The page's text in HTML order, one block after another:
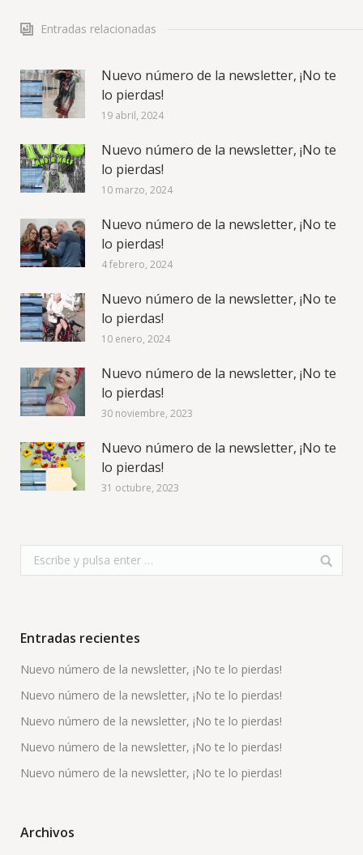
Entradas relacionadas
Nuevo número de la newsletter, ¡No te
lo pierdas!
19 abril, 2024
Nuevo número de la newsletter, ¡No te
lo pierdas!
10 marzo, 2024
Nuevo número de la newsletter, ¡No te
lo pierdas!
4 febrero, 2024
Nuevo número de la newsletter, ¡No te
lo pierdas!
10 enero, 2024
Nuevo número de la newsletter, ¡No te
lo pierdas!
30 noviembre, 2023
Nuevo número de la newsletter, ¡No te
lo pierdas!
31 octubre, 2023
Entradas recientes
Nuevo número de la newsletter, ¡No te lo pierdas!
Nuevo número de la newsletter, ¡No te lo pierdas!
Nuevo número de la newsletter, ¡No te lo pierdas!
Nuevo número de la newsletter, ¡No te lo pierdas!
Nuevo número de la newsletter, ¡No te lo pierdas!
Archivos